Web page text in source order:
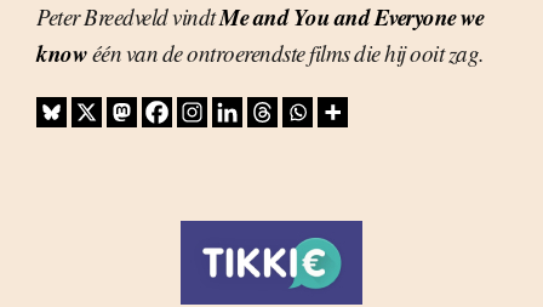
Peter Breedveld vindtMe and You and Everyone we
knowéén van de ontroerendste films die hij ooit zag.